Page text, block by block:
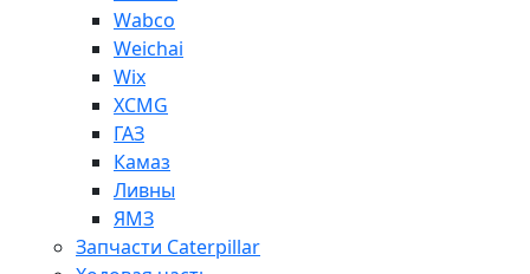
Wabco
Weichai
Wix
XCMG
ГАЗ
Камаз
Ливны
ЯМЗ
Запчасти Caterpillar